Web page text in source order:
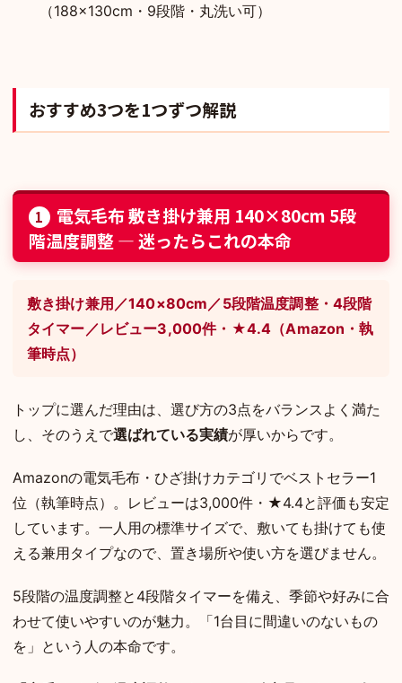
（188×130cm・9段階・丸洗い可）
おすすめ3つを1つずつ解説
1
電気毛布 敷き掛け兼用 140×80cm 5段
階温度調整 — 迷ったらこれの本命
敷き掛け兼用／140×80cm／5段階温度調整・4段階
タイマー／レビュー3,000件・★4.4（Amazon・執
筆時点）
トップに選んだ理由は、選び方の3点をバランスよく満た
し、そのうえで選ばれている実績が厚いからです。
Amazonの電気毛布・ひざ掛けカテゴリでベストセラー1
位（執筆時点）。レビューは3,000件・★4.4と評価も安定
しています。一人用の標準サイズで、敷いても掛けても使
える兼用タイプなので、置き場所や使い方を選びません。
5段階の温度調整と4段階タイマーを備え、季節や好みに合
わせて使いやすいのが魅力。「1台目に間違いのないもの
を」という人の本命です。